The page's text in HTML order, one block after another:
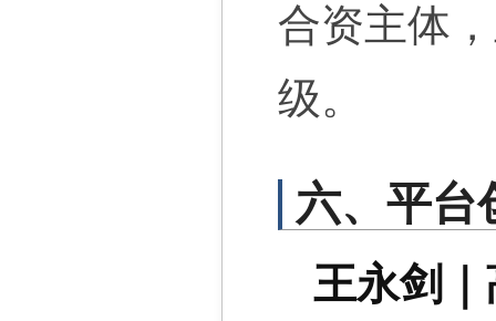
合资主体
级。
六、平台
王永剑